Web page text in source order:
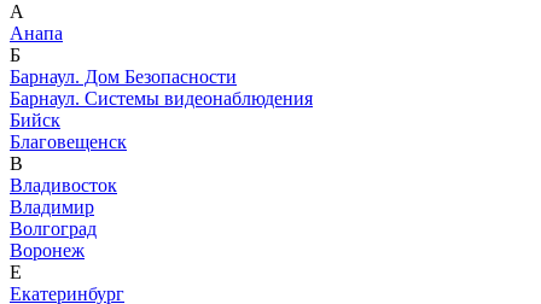
А
Анапа
Б
Барнаул. Дом Безопасности
Барнаул. Системы видеонаблюдения
Бийск
Благовещенск
В
Владивосток
Владимир
Волгоград
Воронеж
Е
Екатеринбург